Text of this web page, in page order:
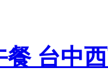
台中